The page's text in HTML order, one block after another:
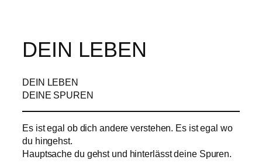
DEIN LEBEN
DEIN LEBEN
DEINE SPUREN
Es ist egal ob dich andere verstehen. Es ist egal wo
du hingehst.
Hauptsache du gehst und hinterlässt deine Spuren.